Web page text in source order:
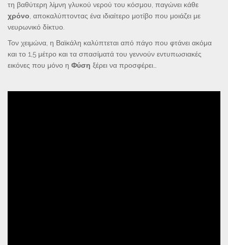
τη βαθύτερη λίμνη γλυκού νερού του κόσμου, παγώνει κάθε
χρόνο , αποκαλύπτοντας ένα ιδιαίτερο μοτίβο που μοιάζει με
νευρωνικό δίκτυο.
Τον χειμώνα, η Βαϊκάλη καλύπτεται από πάγο που φτάνει ακόμα
και το 1,5 μέτρο και τα σπασίματά του γεννούν εντυπωσιακές
εικόνες που μόνο η Φύση ξέρει να προσφέρει…